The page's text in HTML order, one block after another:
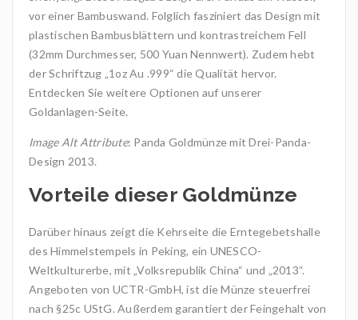
vor einer Bambuswand. Folglich fasziniert das Design mit
plastischen Bambusblättern und kontrastreichem Fell
(32mm Durchmesser, 500 Yuan Nennwert). Zudem hebt
der Schriftzug „1oz Au .999“ die Qualität hervor.
Entdecken Sie weitere Optionen auf unserer
Goldanlagen-Seite.
Image Alt Attribute: Panda Goldmünze mit Drei-Panda-
Design 2013.
Vorteile dieser Goldmünze
Darüber hinaus zeigt die Kehrseite die Erntegebetshalle
des Himmelstempels in Peking, ein UNESCO-
Weltkulturerbe, mit „Volksrepublik China“ und „2013“.
Angeboten von UCTR-GmbH, ist die Münze steuerfrei
nach §25c UStG. Außerdem garantiert der Feingehalt von